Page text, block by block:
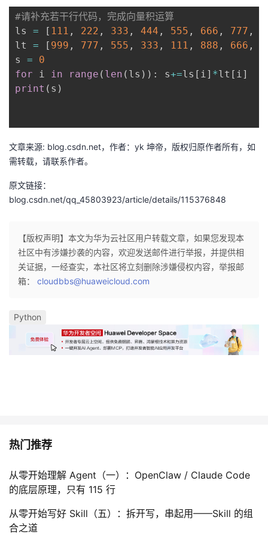
播
活
动
的
关
注
程
认
证
的
实
验
我
的
收
支
持
声
建
议
#请补充若干行代码，完成向量积运算
ls = [ 111 , 222 , 333 , 444 , 555 , 666 , 777 ,
lt = [ 999 , 777 , 555 , 333 , 111 , 888 , 666 ,
s =
0
for i in range ( len ( ls ) ) : s+=ls [ i] *lt [ i]
print ( s )
文章来源: blog.csdn.net，作者：yk 坤帝，版权归原作者所有，如
需转载，请联系作者。
原文链接：
blog.csdn.net/qq_45803923/article/details/115376848
【版权声明】本文为华为云社区用户转载文章，如果您发现本
社区中有涉嫌抄袭的内容，欢迎发送邮件进行举报，并提供相
关证据，一经查实，本社区将立刻删除涉嫌侵权内容，举报邮
箱： cloudbbs@huaweicloud.com
Python
热门推荐
从零开始理解 Agent（一）：OpenClaw / Claude Code
的底层原理，只有 115 行
从零开始写好 Skill（五）：拆开写，串起用——Skill 的组
合之道